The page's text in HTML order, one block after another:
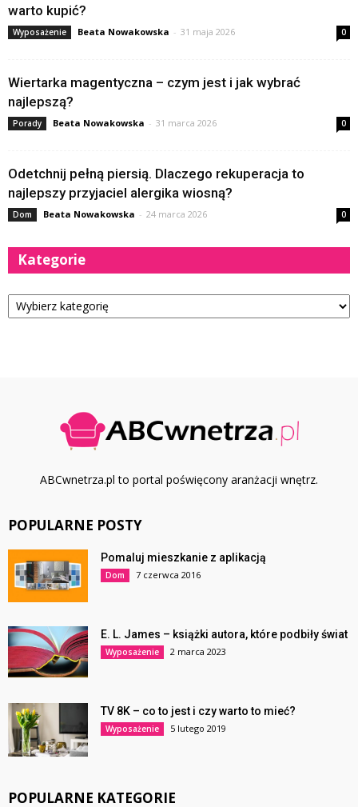
warto kupić?
Wyposażenie Beata Nowakowska - 31 maja 2026 0
Wiertarka magentyczna – czym jest i jak wybrać
najlepszą?
Porady Beata Nowakowska - 31 marca 2026 0
Odetchnij pełną piersią. Dlaczego rekuperacja to
najlepszy przyjaciel alergika wiosną?
Dom Beata Nowakowska - 24 marca 2026 0
Kategorie
Kategorie
ABCwnetrza.pl to portal poświęcony aranżacji wnętrz.
POPULARNE POSTY
Pomaluj mieszkanie z aplikacją
Dom 7 czerwca 2016
E. L. James – książki autora, które podbiły świat
Wyposażenie 2 marca 2023
TV 8K – co to jest i czy warto to mieć?
Wyposażenie 5 lutego 2019
POPULARNE KATEGORIE